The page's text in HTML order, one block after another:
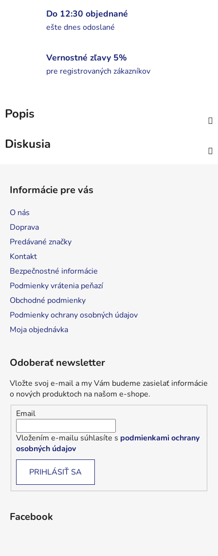
Do 12:30 objednané
ešte dnes odoslané
Vernostné zľavy 5%
pre registrovaných zákazníkov
Popis
Diskusia
Informácie pre vás
O nás
Doprava
Predávané značky
Kontakt
Bezpečnostné informácie
Podmienky vrátenia peňazí
Obchodné podmienky
Podmienky ochrany osobných údajov
Moja objednávka
Odoberať newsletter
Vložte svoj e-mail a my Vám budeme zasielať informácie
o nových produktoch na našom e-shope.
Email
Vložením e-mailu súhlasíte s podmienkami ochrany
osobných údajov
PRIHLÁSIŤ SA
Facebook